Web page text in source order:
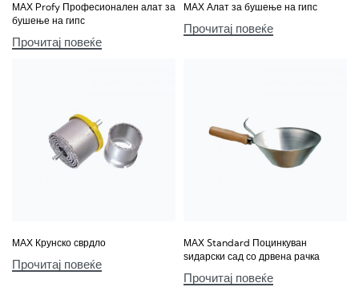
МАХ Profy Професионален алат за
бушење на гипс
Прочитај повеќе
МАХ Алат за бушење на гипс
Прочитај повеќе
МАХ Крунско сврдло
Прочитај повеќе
МАХ Standard Поцинкуван
ѕидарски сад со дрвена рачка
Прочитај повеќе